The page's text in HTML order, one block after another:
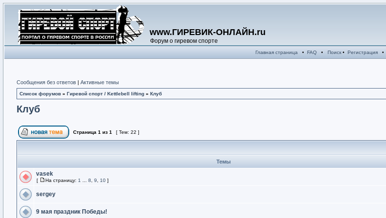
www.ГИРЕВИК-ОНЛАЙН.ru
Форум о гиревом спорте
Главная страница • FAQ• Поиск• Регистрация•
Сообщения без ответов | Активные темы
Список форумов » Гиревой спорт / Kettlebell lifting » Клуб
Клуб
Страница 1 из 1 [ Тем: 22 ]
Темы
vasek
[ На страницу: 1 8 9 10 ]
sergey
9 мая праздник Победы!